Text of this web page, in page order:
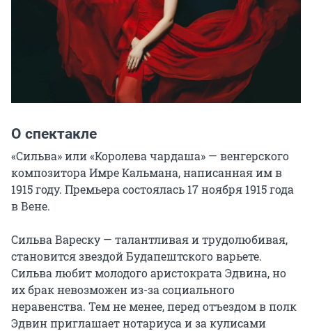
О спектакле
«Сильва» или «Королева чардаша» — венгерского
композитора Имре Кальмана, написанная им в
1915 году. Премьера состоялась 17 ноября 1915 года
в Вене.
Сильва Вареску — талантливая и трудолюбивая,
становится звездой Будапештского варьете.
Сильва любит молодого аристократа Эдвина, но
их брак невозможен из-за социального
неравенства. Тем не менее, перед отъездом в полк
Эдвин приглашает нотариуса и за кулисами